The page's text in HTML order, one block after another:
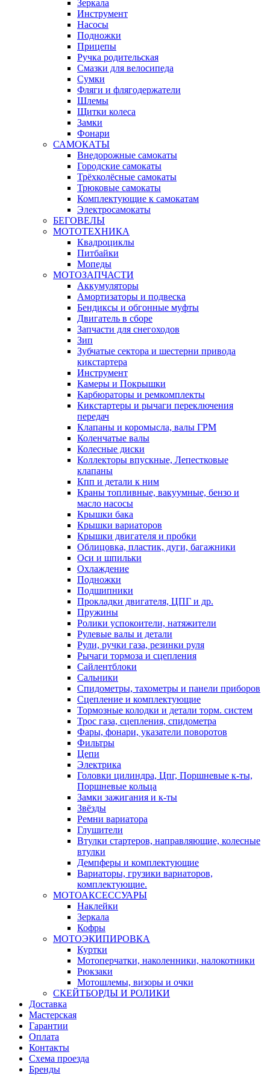
Зеркала
Инструмент
Насосы
Подножки
Прицепы
Ручка родительская
Смазки для велосипеда
Сумки
Фляги и флягодержатели
Шлемы
Щитки колеса
Замки
Фонари
САМОКАТЫ
Внедорожные самокаты
Городские самокаты
Трёхколёсные самокаты
Трюковые самокаты
Комплектующие к самокатам
Электросамокаты
БЕГОВЕЛЫ
МОТОТЕХНИКА
Квадроциклы
Питбайки
Мопеды
МОТОЗАПЧАСТИ
Аккумуляторы
Амортизаторы и подвеска
Бендиксы и обгонные муфты
Двигатель в сборе
Запчасти для снегоходов
Зип
Зубчатые сектора и шестерни привода
кикстартера
Инструмент
Камеры и Покрышки
Карбюраторы и ремкомплекты
Кикстартеры и рычаги переключения
передач
Клапаны и коромысла, валы ГРМ
Коленчатые валы
Колесные диски
Коллекторы впускные, Лепестковые
клапаны
Кпп и детали к ним
Краны топливные, вакуумные, бензо и
масло насосы
Крышки бака
Крышки вариаторов
Крышки двигателя и пробки
Облицовка, пластик, дуги, багажники
Оси и шпильки
Охлаждение
Подножки
Подшипники
Прокладки двигателя, ЦПГ и др.
Пружины
Ролики успокоители, натяжители
Рулевые валы и детали
Рули, ручки газа, резинки руля
Рычаги тормоза и сцепления
Сайлентблоки
Сальники
Спидометры, тахометры и панели приборов
Сцепление и комплектующие
Тормозные колодки и детали торм. систем
Трос газа, сцепления, спидометра
Фары, фонари, указатели поворотов
Фильтры
Цепи
Электрика
Головки цилиндра, Цпг, Поршневые к-ты,
Поршневые кольца
Замки зажигания и к-ты
Звёзды
Ремни вариатора
Глушители
Втулки стартеров, направляющие, колесные
втулки
Демпферы и комплектующие
Вариаторы, грузики вариаторов,
комплектующие.
МОТОАКСЕССУАРЫ
Наклейки
Зеркала
Кофры
МОТОЭКИПИРОВКА
Куртки
Мотоперчатки, наколенники, налокотники
Рюкзаки
Мотошлемы, визоры и очки
СКЕЙТБОРДЫ И РОЛИКИ
Доставка
Мастерская
Гарантии
Оплата
Контакты
Схема проезда
Бренды